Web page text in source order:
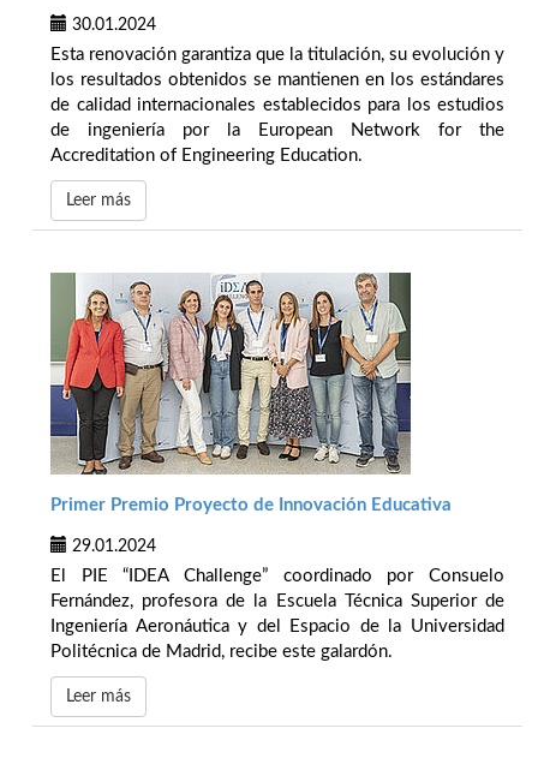
30.01.2024
Esta renovación garantiza que la titulación, su evolución y
los resultados obtenidos se mantienen en los estándares
de calidad internacionales establecidos para los estudios
de ingeniería por la European Network for the
Accreditation of Engineering Education.
Leer más
Primer Premio Proyecto de Innovación Educativa
29.01.2024
El PIE “IDEA Challenge” coordinado por Consuelo
Fernández, profesora de la Escuela Técnica Superior de
Ingeniería Aeronáutica y del Espacio de la Universidad
Politécnica de Madrid, recibe este galardón.
Leer más